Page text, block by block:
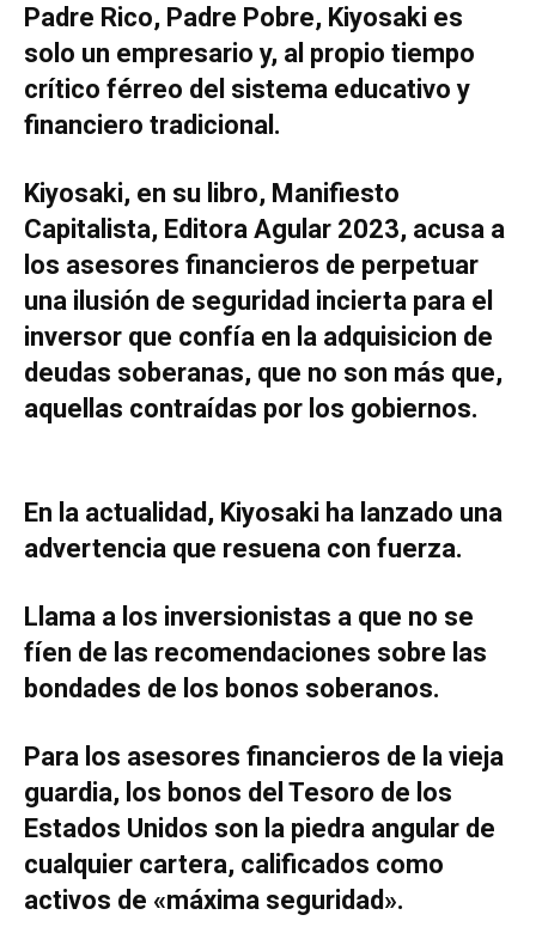
Padre Rico, Padre Pobre, Kiyosaki es
solo un empresario y, al propio tiempo
crítico férreo del sistema educativo y
financiero tradicional.
Kiyosaki, en su libro, Manifiesto
Capitalista, Editora Agular 2023, acusa a
los asesores financieros de perpetuar
una ilusión de seguridad incierta para el
inversor que confía en la adquisicion de
deudas soberanas, que no son más que,
aquellas contraídas por los gobiernos.
En la actualidad, Kiyosaki ha lanzado una
advertencia que resuena con fuerza.
Llama a los inversionistas a que no se
fíen de las recomendaciones sobre las
bondades de los bonos soberanos.
Para los asesores financieros de la vieja
guardia, los bonos del Tesoro de los
Estados Unidos son la piedra angular de
cualquier cartera, calificados como
activos de «máxima seguridad».